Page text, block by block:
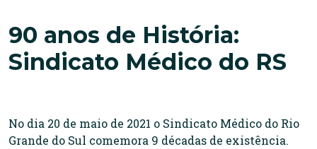
90 anos de História:
Sindicato Médico do RS
No dia 20 de maio de 2021 o Sindicato Médico do Rio
Grande do Sul comemora 9 décadas de existência.